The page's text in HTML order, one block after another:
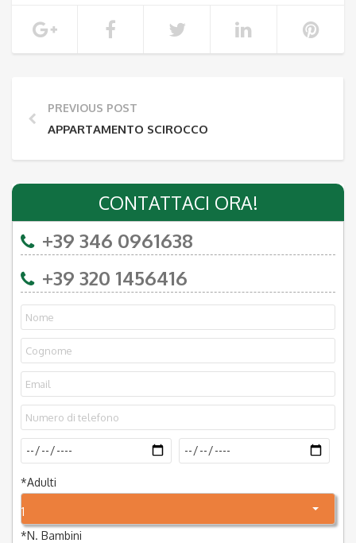
PREVIOUS POST
APPARTAMENTO SCIROCCO
CONTATTACI ORA!
+39 346 0961638
+39 320 1456416
*Adulti
1
*N. Bambini